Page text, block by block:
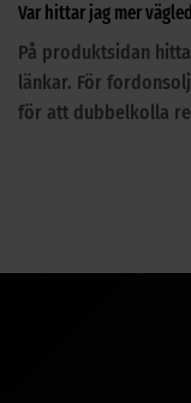
Var hittar jag mer
På produktsidan
länkar. För
för att dubbelkolla